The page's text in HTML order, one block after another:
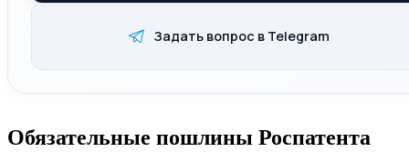
Задать вопрос в Telegram
Обязательные пошлины Роспатента